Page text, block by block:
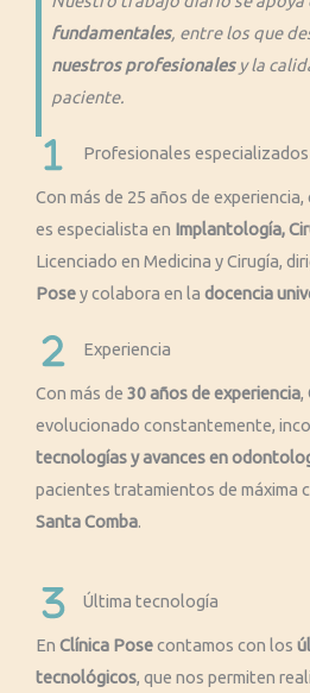
fundamentales, entre los que
nuestros profesionalesy la
paciente.
Profesionales especializados
Con más de 25 años de experiencia,
es especialista en Implantología,
Licenciado en Medicina y Cirugía,
Posey colabora en la docencia
Experiencia
Con más de 30 años de experiencia,
evolucionado constantemente,
tecnologías y avances en
pacientes tratamientos de máxima
Santa Comba.
Última tecnología
En Clínica Posecontamos con los
tecnológicos, que nos permiten